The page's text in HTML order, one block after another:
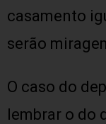
casamento
serão
O caso do
lembrar o do